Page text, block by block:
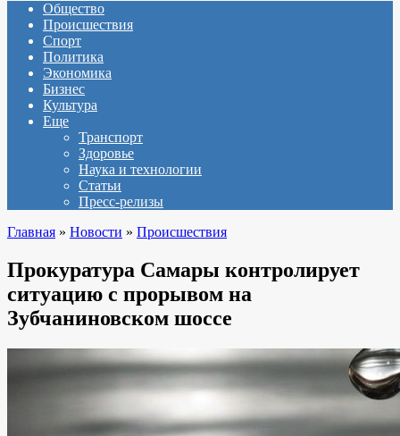
Общество
Происшествия
Спорт
Политика
Экономика
Бизнес
Культура
Еще
Транспорт
Здоровье
Наука и технологии
Статьи
Пресс-релизы
Главная » Новости » Происшествия
Прокуратура Самары контролирует
ситуацию с прорывом на
Зубчаниновском шоссе